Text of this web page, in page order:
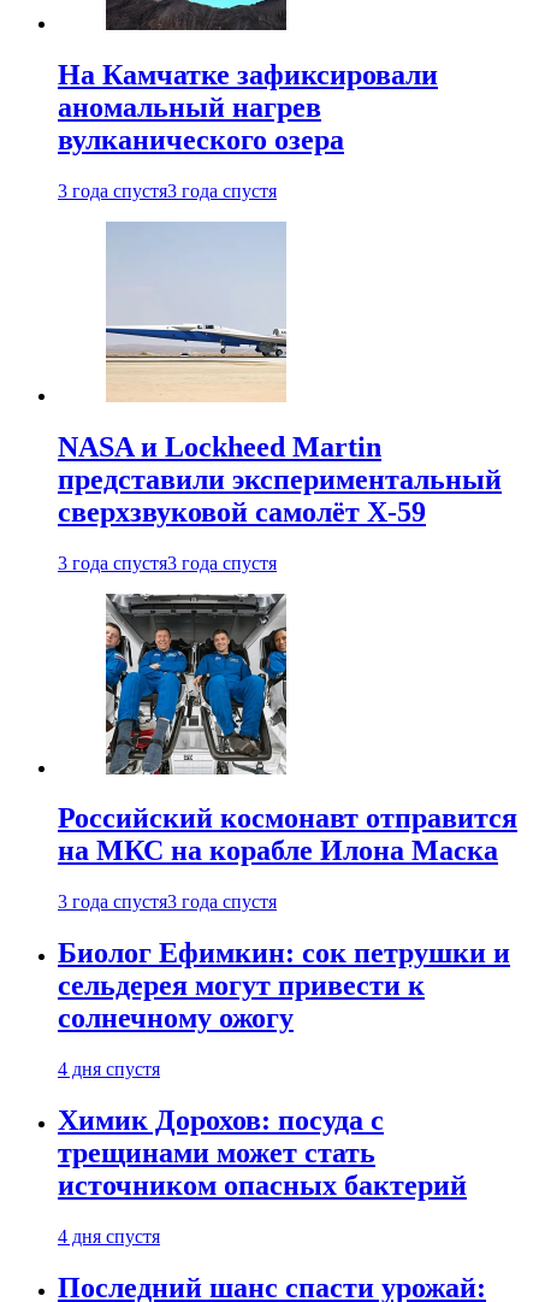
На Камчатке зафиксировали
аномальный нагрев
вулканического озера
3 года спустя3 года спустя
NASA и Lockheed Martin
представили экспериментальный
сверхзвуковой самолёт X-59
3 года спустя3 года спустя
Российский космонавт отправится
на МКС на корабле Илона Маска
3 года спустя3 года спустя
Биолог Ефимкин: сок петрушки и
сельдерея могут привести к
солнечному ожогу
4 дня спустя
Химик Дорохов: посуда с
трещинами может стать
источником опасных бактерий
4 дня спустя
Последний шанс спасти урожай: